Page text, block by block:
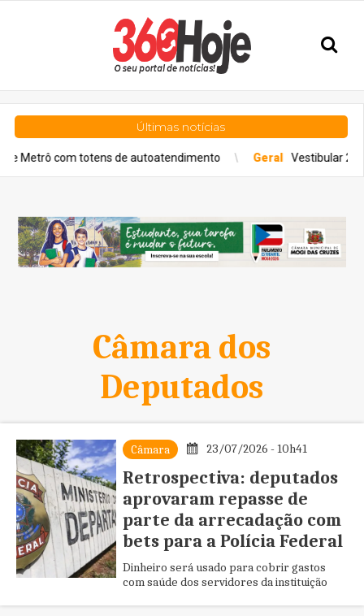
Últimas notícias
totens de autoatendimento Geral Vestibular 2027: Fuvest
Câmara dos
Deputados
Câmara 23/07/2026 - 10h41
Retrospectiva: deputados
aprovaram repasse de
parte da arrecadação com
bets para a Polícia Federal
Dinheiro será usado para cobrir gastos
com saúde dos servidores da instituição